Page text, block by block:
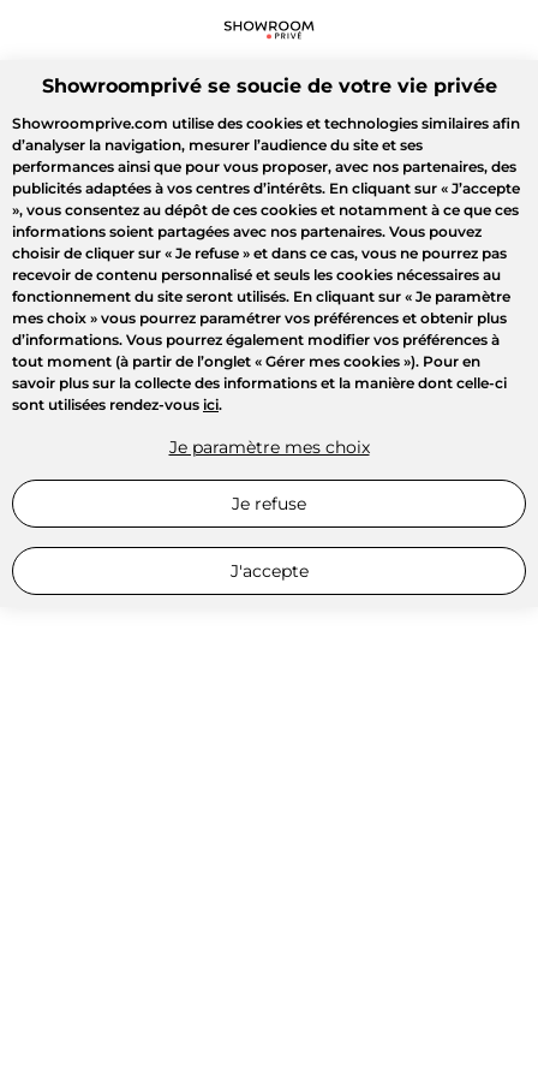
Showroomprivé se soucie de votre vie privée
Showroomprive.com utilise des cookies et technologies similaires afin
d’analyser la navigation, mesurer l’audience du site et ses
performances ainsi que pour vous proposer, avec nos partenaires, des
publicités adaptées à vos centres d’intérêts. En cliquant sur « J’accepte
», vous consentez au dépôt de ces cookies et notamment à ce que ces
informations soient partagées avec nos partenaires. Vous pouvez
choisir de cliquer sur « Je refuse » et dans ce cas, vous ne pourrez pas
recevoir de contenu personnalisé et seuls les cookies nécessaires au
fonctionnement du site seront utilisés. En cliquant sur « Je paramètre
mes choix » vous pourrez paramétrer vos préférences et obtenir plus
d’informations. Vous pourrez également modifier vos préférences à
tout moment (à partir de l’onglet « Gérer mes cookies »). Pour en
savoir plus sur la collecte des informations et la manière dont celle-ci
sont utilisées rendez-vous ici.
Je paramètre mes choix
Je refuse
J'accepte